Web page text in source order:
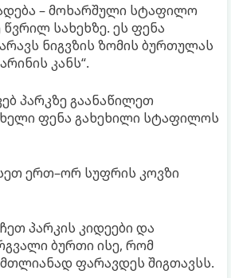
– მოხარშული სტაფილო
სახეხზე. ეს ფენა
ნიგვზის ზომის ბურთულას
კანს“.
პარკზე გაანაწილეთ
ფენა გახეხილი სტაფილოს
ერთ–ორ სუფრის კოვზი
პარკის კიდეები და
ბურთი ისე, რომ
ფარავდეს შიგთავსს.